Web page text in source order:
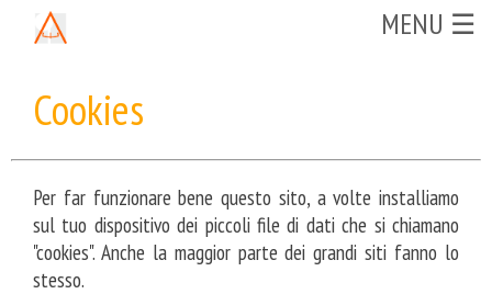
MENU ☰
Cookies
Per far funzionare bene questo sito, a volte installiamo
sul tuo dispositivo dei piccoli file di dati che si chiamano
"cookies". Anche la maggior parte dei grandi siti fanno lo
stesso.